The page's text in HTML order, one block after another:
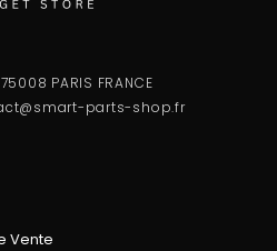
PARIS FRANCE
parts-shop.fr
Vente